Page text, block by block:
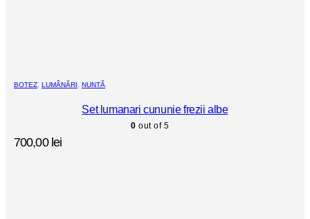
BOTEZ LUMÂNĂRI NUNTĂ
Set lumanari cununie frezii albe
0 out of 5
700,00 lei